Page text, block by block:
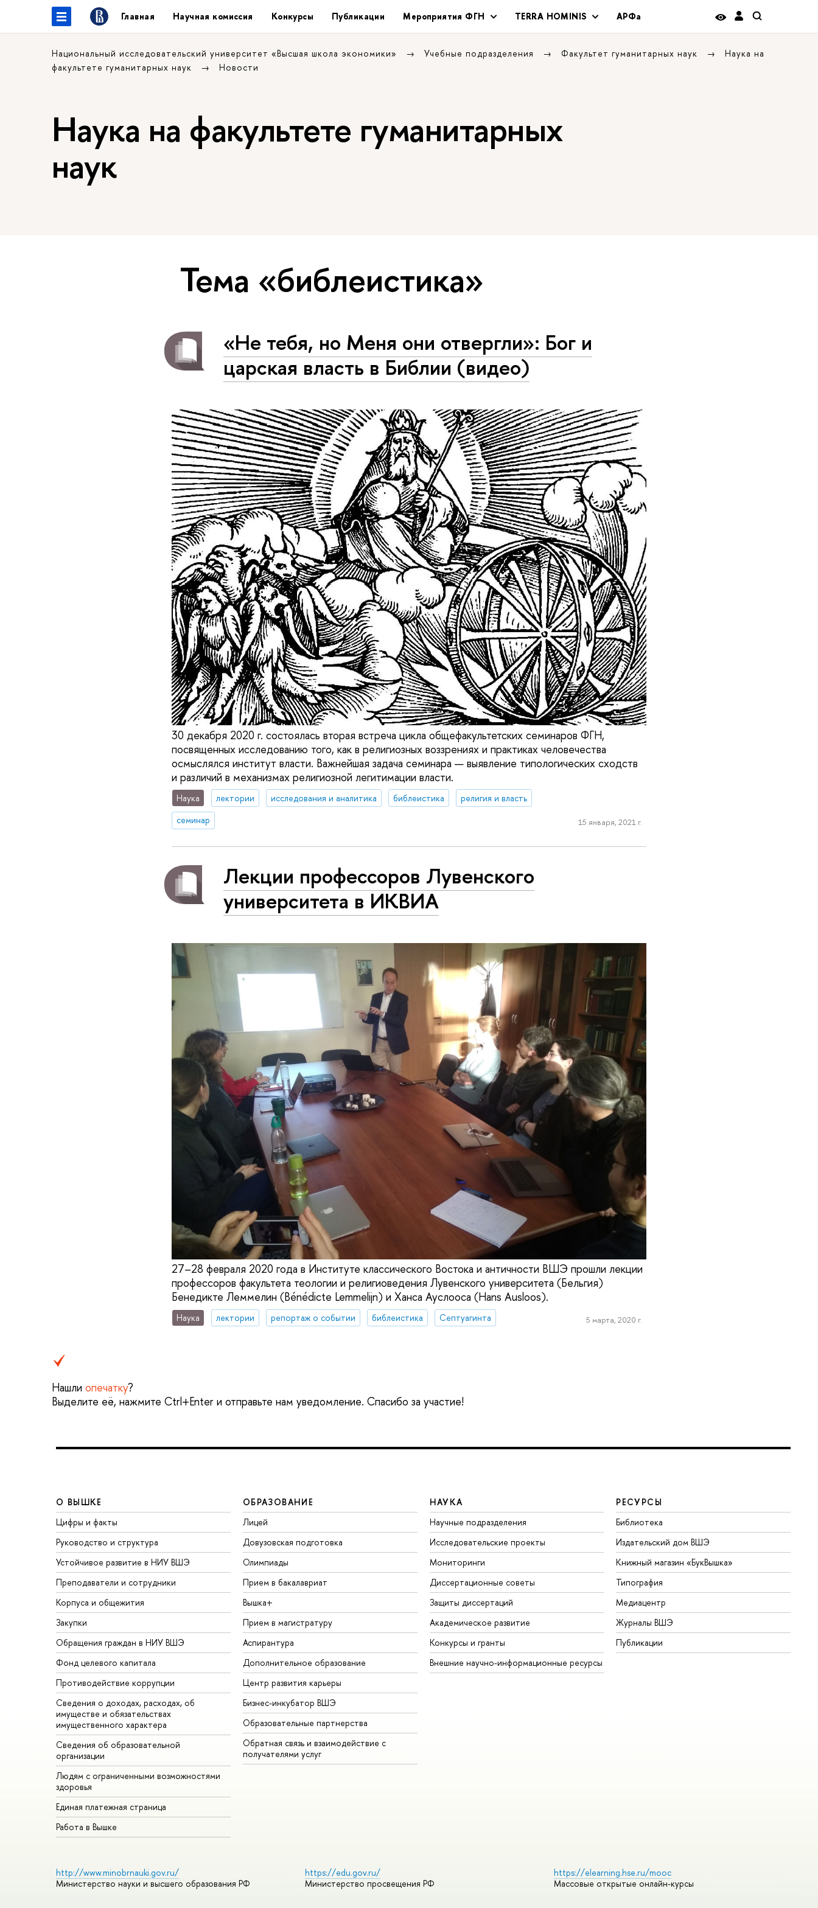
Главная Научная комиссия Конкурсы Публикации Мероприятия ФГН TERRA HOMINIS АРФа
Национальный исследовательский университет «Высшая школа экономики» Учебные подразделения Факультет гуманитарных наук
Наука на
факультете гуманитарных наук
Новости
Наука на факультете гуманитарных
наук
Тема «библеистика»
«Не тебя, но Меня они отвергли»: Бог и
царская власть в Библии (видео)
30 декабря 2020 г. состоялась вторая встреча цикла общефакультетских семинаров ФГН,
посвященных исследованию того, как в религиозных воззрениях и практиках человечества
осмыслялся институт власти. Важнейшая задача семинара — выявление типологических сходств
и различий в механизмах религиозной легитимации власти.
Наука лектории исследования и аналитика библеистика
религия и власть
семинар
15 января, 2021 г.
Лекции профессоров Лувенского
университета в ИКВИА
27–28 февраля 2020 года в Институте классического Востока и античности ВШЭ прошли лекции
профессоров факультета теологии и религиоведения Лувенского университета (Бельгия)
Бенедикте Леммелин (Bénédicte Lemmelijn) и Ханса Ауслооса (Hans Ausloos).
Наука лектории репортаж о событии библеистика Септуагинта 5 марта, 2020 г.
Нашли опечатку?
Выделите её, нажмите Ctrl+Enter и отправьте нам уведомление. Спасибо за участие!
О ВЫШКЕ
Цифры и факты
Руководство и структура
Устойчивое развитие в НИУ ВШЭ
Преподаватели и сотрудники
Корпуса и общежития
Закупки
Обращения граждан в НИУ ВШЭ
Фонд целевого капитала
Противодействие коррупции
Сведения о доходах, расходах, об
имуществе и обязательствах
имущественного характера
Сведения об образовательной
организации
Людям с ограниченными возможностями
здоровья
Единая платежная страница
Работа в Вышке
ОБРАЗОВАНИЕ
Лицей
Довузовская подготовка
Олимпиады
Прием в бакалавриат
Вышка+
Прием в магистратуру
Аспирантура
Дополнительное образование
Центр развития карьеры
Бизнес-инкубатор ВШЭ
Образовательные партнерства
Обратная связь и взаимодействие с
получателями услуг
НАУКА
Научные подразделения
Исследовательские проекты
Мониторинги
Диссертационные советы
Защиты диссертаций
Академическое развитие
Конкурсы и гранты
Внешние научно-информационные ресурсы
РЕСУРСЫ
Библиотека
Издательский дом ВШЭ
Книжный магазин «БукВышка»
Типография
Медиацентр
Журналы ВШЭ
Публикации
http://www.minobrnauki.gov.ru/
Министерство науки и высшего образования РФ
https://edu.gov.ru/
Министерство просвещения РФ
https://elearning.hse.ru/mooc
Массовые открытые онлайн-курсы